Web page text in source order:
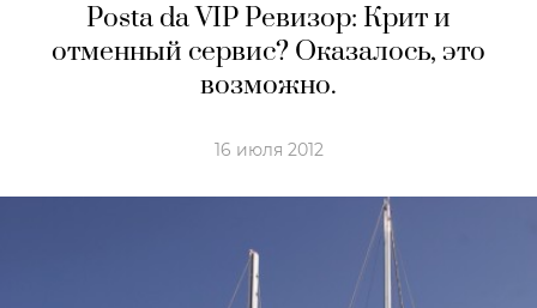
Posta da VIP Ревизор: Крит и
отменный сервис? Оказалось, это
возможно.
16 июля 2012